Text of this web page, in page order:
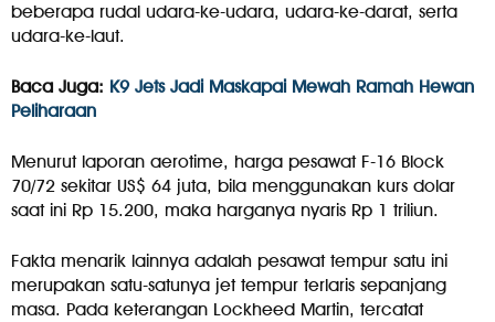
beberapa rudal udara-ke-udara, udara-ke-darat, serta
udara-ke-laut.
Baca Juga: K9 Jets Jadi Maskapai Mewah Ramah Hewan
Peliharaan
Menurut laporan aerotime, harga pesawat F-16 Block
70/72 sekitar US$ 64 juta, bila menggunakan kurs dolar
saat ini Rp 15.200, maka harganya nyaris Rp 1 triliun.
Fakta menarik lainnya adalah pesawat tempur satu ini
merupakan satu-satunya jet tempur terlaris sepanjang
masa. Pada keterangan Lockheed Martin, tercatat